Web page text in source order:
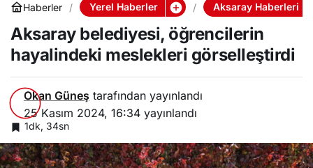
Haberler Yerel Haberler Aksaray Haberleri
Aksaray belediyesi, öğrencilerin
hayalindeki meslekleri görselleştirdi
Okan Güneş tarafından yayınlandı
25 Kasım 2024, 16:34 yayınlandı
1dk, 34sn